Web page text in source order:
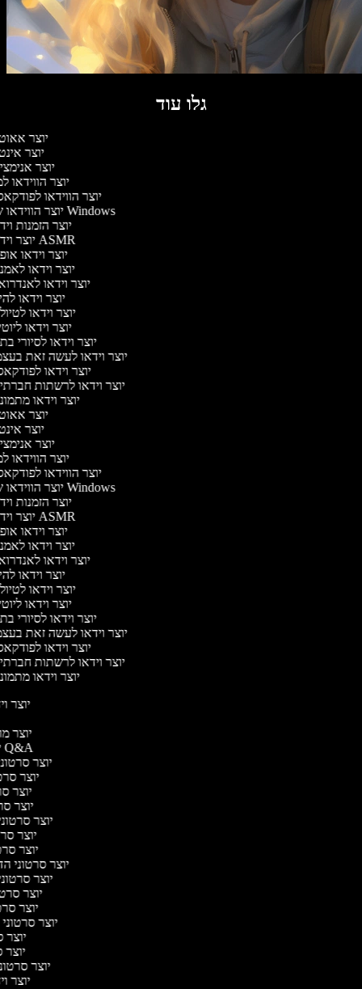
גלו עוד
יוצר
יוצר
יוצר
יוצר הווידאו
יוצר הווידאו
יוצר הווידאו של Windows
יוצר הזמנות
יוצר וידאו ASMR
יוצר וידאו
יוצר וידאו
יוצר וידאו
יוצר וידאו
יוצר וידאו
יוצר וידאו
יוצר וידאו לסיורי
יוצר וידאו לעשה זאת
יוצר וידאו
יוצר וידאו לרשתות
יוצר וידאו
יוצר
יוצר
יוצר
יוצר הווידאו
יוצר הווידאו
יוצר הווידאו של Windows
יוצר הזמנות
יוצר וידאו ASMR
יוצר וידאו
יוצר וידאו
יוצר וידאו
יוצר וידאו
יוצר וידאו
יוצר וידאו
יוצר וידאו לסיורי
יוצר וידאו לעשה זאת
יוצר וידאו
יוצר וידאו לרשתות
יוצר וידאו
יוצר
יוצר
יוצר סרטוני Q&A
יוצר
יוצר
יוצר
יוצר
יוצר
יוצר
יוצר
יוצר סרטוני
יוצר
יוצר
יוצר
יוצר
יוצר
יוצר
יוצר
יוצר